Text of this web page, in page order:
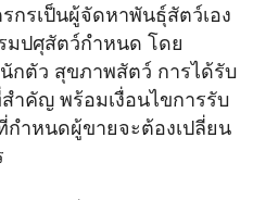
กรเป็นผู้จัดหาพันธุ์สัตว์เอง
ปศุสัตว์กำหนด โดย
กตัว สุขภาพสัตว์ การได้รับ
ำคัญ พร้อมเงื่อนไขการรับ
ำหนดผู้ขายจะต้องเปลี่ยน